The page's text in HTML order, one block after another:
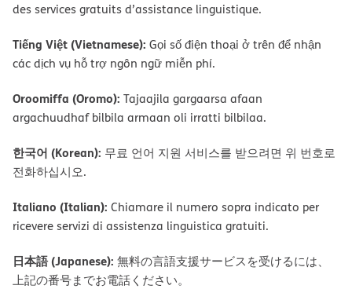
des services gratuits d’assistance linguistique.
Tiếng Việt (Vietnamese): Gọi số điện thoại ở trên để nhận
các dịch vụ hỗ trợ ngôn ngữ miễn phí.
Oroomiffa (Oromo): Tajaajila gargaarsa afaan
argachuudhaf bilbila armaan oli irratti bilbilaa.
한국어 (Korean): 무료 언어 지원 서비스를 받으려면 위 번호로
전화하십시오.
Italiano (Italian): Chiamare il numero sopra indicato per
ricevere servizi di assistenza linguistica gratuiti.
日本語 (Japanese): 無料の言語支援サービスを受けるには、
上記の番号までお電話ください。